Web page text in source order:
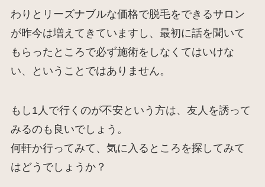
わりとリーズナブルな価格で脱毛をできるサロン
が昨今は増えてきていますし、最初に話を聞いて
もらったところで必ず施術をしなくてはいけな
い、ということではありません。
もし1人で行くのが不安という方は、友人を誘って
みるのも良いでしょう。
何軒か行ってみて、気に入るところを探してみて
はどうでしょうか？